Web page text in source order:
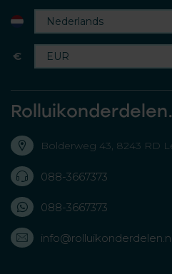
€
Bolderweg 43, 8243 RD
088-3667373
088-3667373
info@rolluikonderdelen.nl